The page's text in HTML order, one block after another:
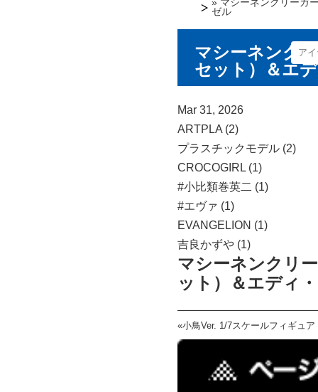
» マシーネンクリーガ
ゼル
マシーネンク
セット）＆エ
Mar 31, 2026
ARTPLA (2)
プラスチックモデル (2)
CROCOGIRL (1)
#小比類巻英二 (1)
#エヴァ (1)
EVANGELION (1)
吉良かずや (1)
マシーネンクリ
ット）＆エディ
«小鳥Ver. 1/7スケールフィギュア